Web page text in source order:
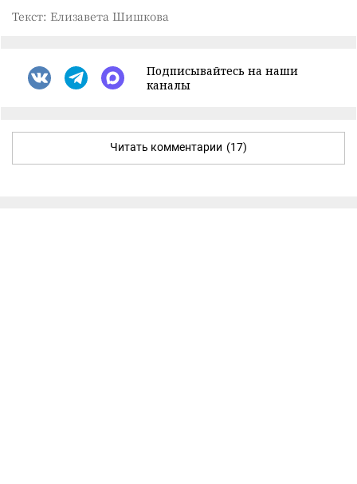
Текст: Елизавета Шишкова
Подписывайтесь на наши
каналы
Читать комментарии (17)